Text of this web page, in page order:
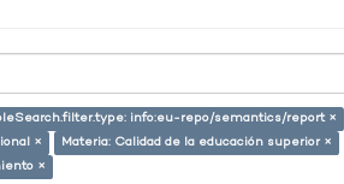
info:eu-repo/semantics/report ×
×
Materia: Calidad de la educación superior ×
×